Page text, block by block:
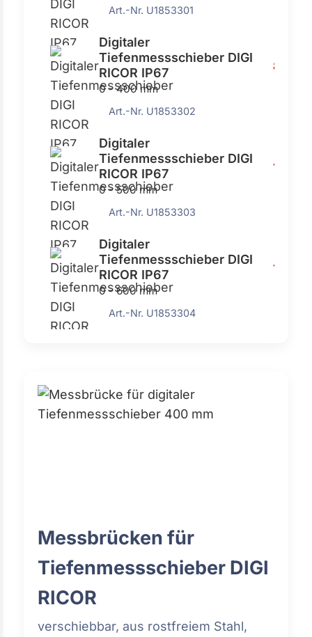
Art.-Nr. U1853301
Digitaler
Tiefenmessschieber DIGI
RICOR IP67
0 - 400 mm
Art.-Nr. U1853302
Digitaler
Tiefenmessschieber DIGI
RICOR IP67
0 - 500 mm
Art.-Nr. U1853303
Digitaler
Tiefenmessschieber DIGI
RICOR IP67
0 - 600 mm
Art.-Nr. U1853304
Messbrücken für
Tiefenmessschieber DIGI
RICOR
verschiebbar, aus rostfreiem Stahl,